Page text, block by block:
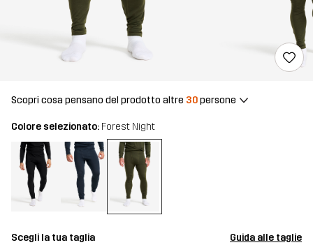
Scopri cosa pensano del prodotto altre 30persone
Colore selezionato: Forest Night
Scegli la tua taglia Guida alle taglie